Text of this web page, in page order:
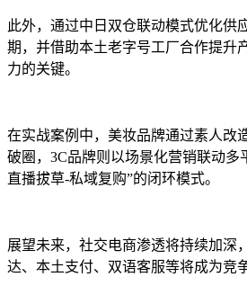
此外，通过中日双仓联动模式优化供
期，并借助本土老字号工厂合作提升
力的关键。
在实战案例中，美妆品牌通过素人改
破圈，3C品牌则以场景化营销联动多
直播拔草-私域复购”的闭环模式。
展望未来，社交电商渗透将持续加深
达、本土支付、双语客服等将成为竞